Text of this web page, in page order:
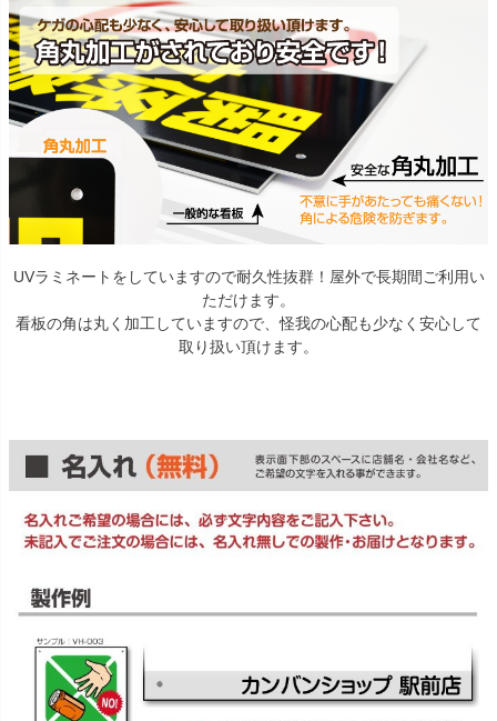
UVラミネートをしていますので耐久性抜群！屋外で長期間ご利用い
ただけます。
看板の角は丸く加工していますので、怪我の心配も少なく安心して
取り扱い頂けます。